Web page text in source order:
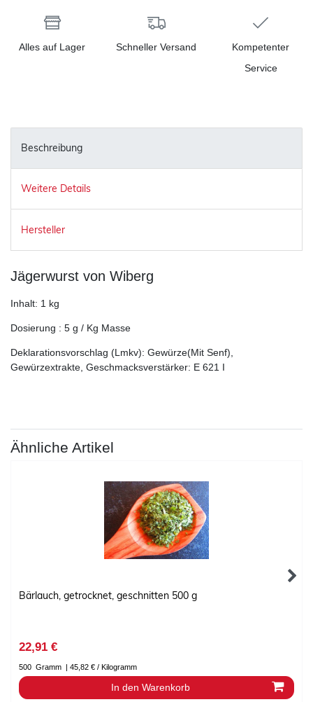
Alles auf Lager Schneller Versand
Kompetenter
Service
Beschreibung
Weitere Details
Hersteller
Jägerwurst von Wiberg
Inhalt: 1 kg
Dosierung : 5 g / Kg Masse
Deklarationsvorschlag (Lmkv): Gewürze(Mit Senf),
Gewürzextrakte, Geschmacksverstärker: E 621 I
Ähnliche Artikel
Bärlauch, getrocknet, geschnitten 500 g
22,91 €
500 Gramm | 45,82 € / Kilogramm
In den Warenkorb